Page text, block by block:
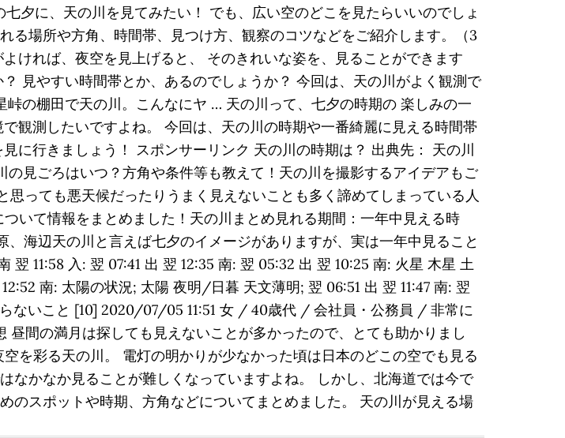
夕に、天の川を見てみたい！ でも、広い空のどこを見たらいいのでしょ
る場所や方角、時間帯、見つけ方、観察のコツなどをご紹介します。（3
ければ、夜空を見上げると、 そのきれいな姿を、見ることができます
見やすい時間帯とか、あるのでしょうか？ 今回は、天の川がよく観測で
の棚田で天の川。こんなにヤ … 天の川って、七夕の時期の 楽しみの一
観測したいですよね。 今回は、天の川の時期や一番綺麗に見える時間帯
に行きましょう！ スポンサーリンク 天の川の時期は？ 出典先： 天の川
見ごろはいつ？方角や条件等も教えて！天の川を撮影するアイデアもご
っても悪天候だったりうまく見えないことも多く諦めてしまっている人
いて情報をまとめました！天の川まとめ見れる期間：一年中見える時
海辺天の川と言えば七夕のイメージがありますが、実は一年中見ること
11:58 入: 翌 07:41 出 翌 12:35 南: 翌 05:32 出 翌 10:25 南: 火星 木星 土
南: 太陽の状況; 太陽 夜明/日暮 天文薄明; 翌 06:51 出 翌 11:47 南: 翌
ないこと [10] 2020/07/05 11:51 女 / 40歳代 / 会社員・公務員 / 非常に
間の満月は探しても見えないことが多かったので、とても助かりまし
を彩る天の川。 電灯の明かりが少なかった頃は日本のどこの空でも見る
なかなか見ることが難しくなっていますよね。 しかし、北海道では今で
のスポットや時期、方角などについてまとめました。 天の川が見える場